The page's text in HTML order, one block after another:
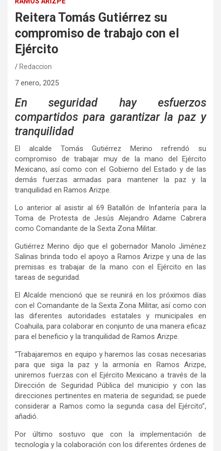
Reitera Tomás Gutiérrez su
compromiso de trabajo con el
Ejército
Redaccion
7 enero, 2025
En seguridad hay esfuerzos
compartidos para garantizar la paz y
tranquilidad
El alcalde Tomás Gutiérrez Merino refrendó su
compromiso de trabajar muy de la mano del Ejército
Mexicano, así como con el Gobierno del Estado y de las
demás fuerzas armadas para mantener la paz y la
tranquilidad en Ramos Arizpe.
Lo anterior al asistir al 69 Batallón de Infantería para la
Toma de Protesta de Jesús Alejandro Adame Cabrera
como Comandante de la Sexta Zona Militar.
Gutiérrez Merino dijo que el gobernador Manolo Jiménez
Salinas brinda todo el apoyo a Ramos Arizpe y una de las
premisas es trabajar de la mano con el Ejército en las
tareas de seguridad.
El Alcalde mencionó que se reunirá en los próximos días
con el Comandante de la Sexta Zona Militar, así como con
las diferentes autoridades estatales y municipales en
Coahuila, para colaborar en conjunto de una manera eficaz
para el beneficio y la tranquilidad de Ramos Arizpe.
“Trabajaremos en equipo y haremos las cosas necesarias
para que siga la paz y la armonía en Ramos Arizpe,
uniremos fuerzas con el Ejército Mexicano a través de la
Dirección de Seguridad Pública del municipio y con las
direcciones pertinentes en materia de seguridad; se puede
considerar a Ramos como la segunda casa del Ejército”,
añadió.
Por último sostuvo que con la implementación de
tecnología y la colaboración con los diferentes órdenes de